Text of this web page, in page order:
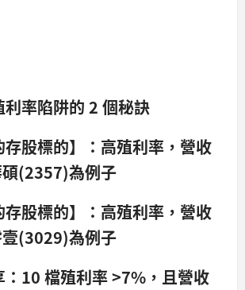
率陷阱的 2 個秘訣
股標的】：高殖利率，營收
(2357)為例子
股標的】：高殖利率，營收
(3029)為例子
10 檔殖利率 >7%，且營收